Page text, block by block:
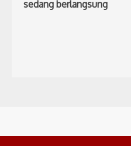
sedang berlangsung